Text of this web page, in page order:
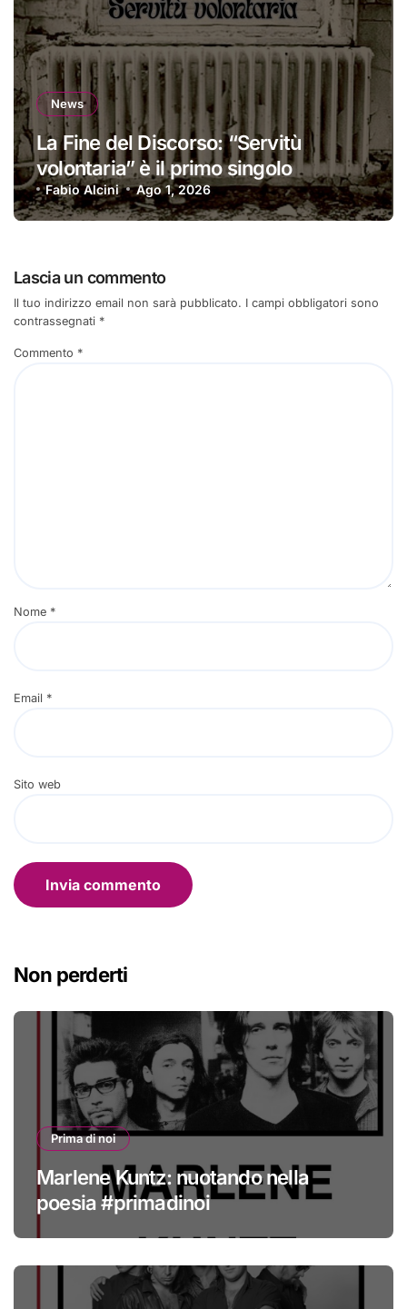
News
La Fine del Discorso: “Servitù
volontaria” è il primo singolo
Fabio Alcini Ago 1, 2026
Lascia un commento
Il tuo indirizzo email non sarà pubblicato. I campi obbligatori sono
contrassegnati *
Commento *
Nome *
Email *
Sito web
Non perderti
Prima di noi
Marlene Kuntz: nuotando nella
poesia #primadinoi